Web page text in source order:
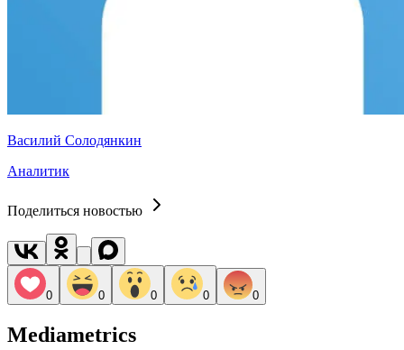
Василий Солодянкин
Аналитик
Поделиться новостью
0 0 0 0 0
Mediametrics